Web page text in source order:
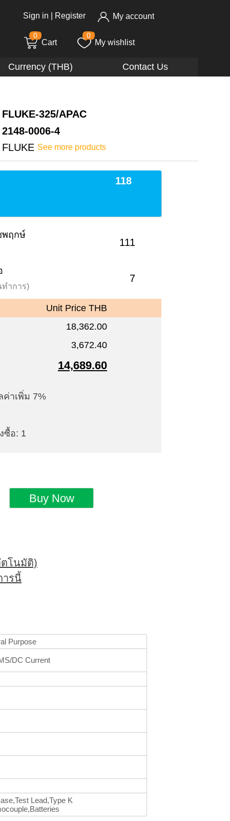
Sign in Register My account
0
Cart
0
My wishlist
Currency (THB) Contact Us
FLUKE-325/APAC
2148-0006-4
FLUKE See more products
118
พฤกษ์
111
ทำการ)
7
Unit Price THB
18,362.00
3,672.40
14,689.60
าเพิ่ม 7%
ซื้อ: 1
ตโนมัติ)
ารนี้
Purpose
DC Current
Lead,Type K